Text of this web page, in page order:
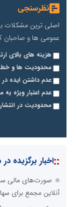
نظرسنجی
اصلی ترین مشکلات
عمومی ها و صاحبان
هزینه های بالای
محدودیت ها و
عدم داشتن ایده
عدم اعتبار ویژه
محدودیت در
::اخبار برگزیده
آنلاین مجمع برای